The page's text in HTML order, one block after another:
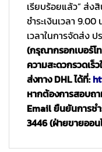
เรียบร้อยแล้ว” ส่ง
ชำระเงินเวลา
เวลาในการจัดส่ง ป
(กรุณากรอกเบอร์
ความสะดวกรวดเร็
ส่งทาง DHL ได้ที่:
หากต้องการสอบถ
Email ยืนยันการชำ
3446 (ฝ่ายขายออน